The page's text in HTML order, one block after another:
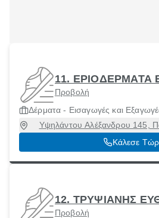
11. ΕΡΙΟΔΕΡΜΑΤΑ
Προβολή
Δέρματα - Εισαγωγές και
Υψηλάντου Αλέξανδρου 145,
26225
Κάλεσε
12. ΤΡΥΨΙΑΝΗΣ
Προβολή